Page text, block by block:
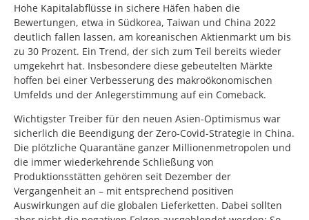
Hohe Kapitalabflüsse in sichere Häfen haben die
Bewertungen, etwa in Südkorea, Taiwan und China 2022
deutlich fallen lassen, am koreanischen Aktienmarkt um bis
zu 30 Prozent. Ein Trend, der sich zum Teil bereits wieder
umgekehrt hat. Insbesondere diese gebeutelten Märkte
hoffen bei einer Verbesserung des makroökonomischen
Umfelds und der Anlegerstimmung auf ein Comeback.
Wichtigster Treiber für den neuen Asien-Optimismus war
sicherlich die Beendigung der Zero-Covid-Strategie in China.
Die plötzliche Quarantäne ganzer Millionenmetropolen und
die immer wiederkehrende Schließung von
Produktionsstätten gehören seit Dezember der
Vergangenheit an – mit entsprechend positiven
Auswirkungen auf die globalen Lieferketten. Dabei sollten